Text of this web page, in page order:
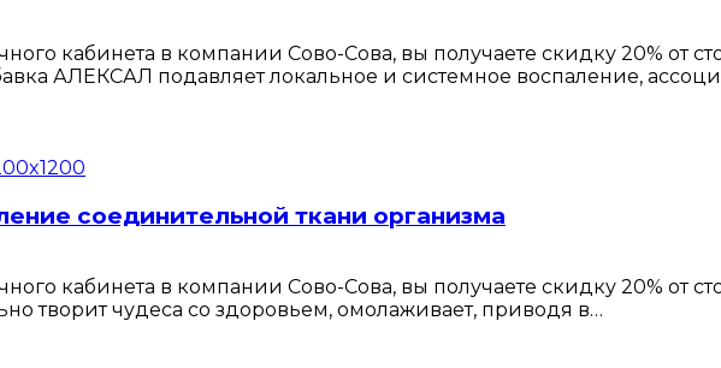
кабинета в компании Сово-Сова, вы получаете скидку 20% от
АЛЕКСАЛ подавляет локальное и системное воспаление,
соединительной ткани организма
кабинета в компании Сово-Сова, вы получаете скидку 20% от
творит чудеса со здоровьем, омолаживает, приводя в…